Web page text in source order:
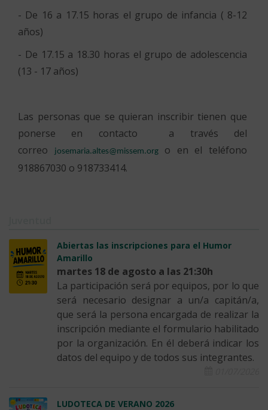
- De 16 a 17.15 horas el grupo de infancia ( 8-12
años)
- De 17.15 a 18.30 horas el grupo de adolescencia
(13 - 17 años)
Las personas que se quieran inscribir tienen que
ponerse en contacto a través del
correo
josemaria.altes@missem.orgo en el teléfono
918867030 o 918733414.
Abiertas las inscripciones para el Humor
Amarillo
martes 18 de agosto a las 21:30h
La participación será por equipos, por lo que
será necesario designar a un/a capitán/a,
que será la persona encargada de realizar la
inscripción mediante el formulario habilitado
por la organización. En él deberá indicar los
datos del equipo y de todos sus integrantes.
LUDOTECA DE VERANO 2026